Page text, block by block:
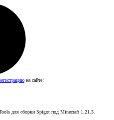
на сайте!
для сборки Spigot под Minecraft 1.21.3.